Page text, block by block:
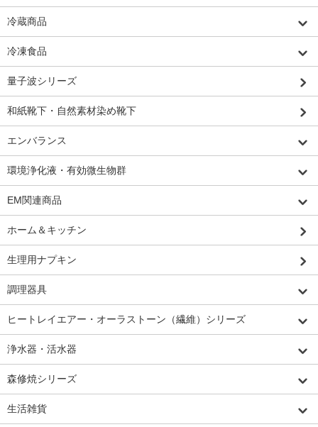
冷蔵商品
冷凍食品
量子波シリーズ
和紙靴下・自然素材染め靴下
エンバランス
環境浄化液・有効微生物群
EM関連商品
ホーム＆キッチン
生理用ナプキン
調理器具
ヒートレイエアー・オーラストーン（繊維）シリーズ
浄水器・活水器
森修焼シリーズ
生活雑貨